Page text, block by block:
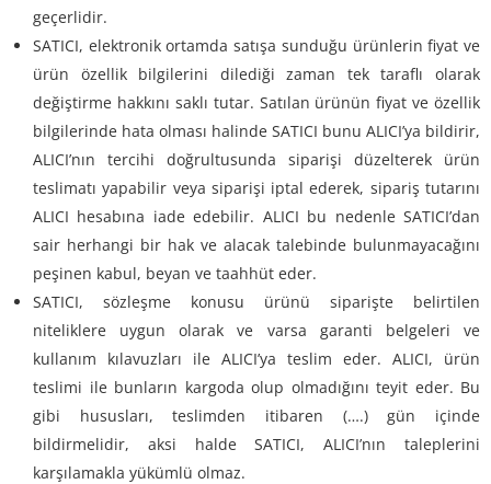
geçerlidir.
SATICI, elektronik ortamda satışa sunduğu ürünlerin fiyat ve
ürün özellik bilgilerini dilediği zaman tek taraflı olarak
değiştirme hakkını saklı tutar. Satılan ürünün fiyat ve özellik
bilgilerinde hata olması halinde SATICI bunu ALICI’ya bildirir,
ALICI’nın tercihi doğrultusunda siparişi düzelterek ürün
teslimatı yapabilir veya siparişi iptal ederek, sipariş tutarını
ALICI hesabına iade edebilir. ALICI bu nedenle SATICI’dan
sair herhangi bir hak ve alacak talebinde bulunmayacağını
peşinen kabul, beyan ve taahhüt eder.
SATICI, sözleşme konusu ürünü siparişte belirtilen
niteliklere uygun olarak ve varsa garanti belgeleri ve
kullanım kılavuzları ile ALICI’ya teslim eder. ALICI, ürün
teslimi ile bunların kargoda olup olmadığını teyit eder. Bu
gibi hususları, teslimden itibaren (….) gün içinde
bildirmelidir, aksi halde SATICI, ALICI’nın taleplerini
karşılamakla yükümlü olmaz.